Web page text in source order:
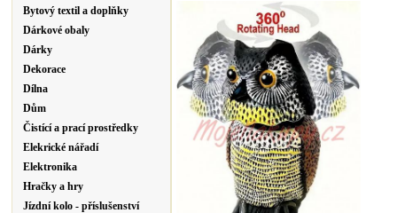
Bytový textil a doplňky
Dárkové obaly
Dárky
Dekorace
Dílna
Dům
Čistící a prací prostředky
Elekrické nářadí
Elektronika
Hračky a hry
Jízdní kolo - příslušenství